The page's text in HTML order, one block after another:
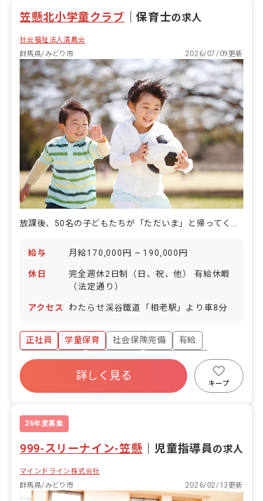
笠懸北小学童クラブ ｜保育士の求人
社会福祉法人清鳳会
群馬県/みどり市
2026/07/09更新
放課後、50名の子どもたちが「ただいま」と帰ってくる場所で、宿題も遊びも一緒に見守ります。
給与 月給170,000円 ~ 190,000円
休日
完全週休2日制（日、祝、他） 有給休暇
（法定通り）
アクセス わたらせ渓谷鐵道「相老駅」より車8分
正社員 学童保育 社会保険完備
有給
福利厚生充実
残業少なめ
昇給昇進あり
社会福祉法人
複数園あり
詳しく見る
キープ
26年度募集
999-スリーナイン-笠懸 児童指導員の求人
マインドライン株式会社
群馬県/みどり市
2026/02/13更新